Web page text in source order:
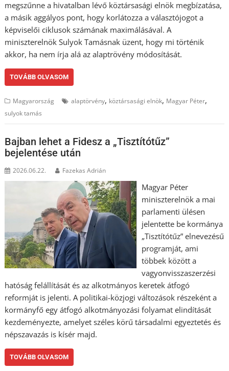
megszűnne a hivatalban lévő köztársasági elnök megbízatása,
a másik aggályos pont, hogy korlátozza a választójogot a
képviselői ciklusok számának maximálásával. A
miniszterelnök Sulyok Tamásnak üzent, hogy mi történik
akkor, ha nem írja alá az alaptrövény módosítását.
TOVÁBB OLVASOM
Magyarország alaptörvény, köztársasági elnök, Magyar Péter,
sulyok tamás
Bajban lehet a Fidesz a „Tisztítótűz”
bejelentése után
2026.06.22. Fazekas Adrián
Magyar Péter
miniszterelnök a mai
parlamenti ülésen
jelentette be kormánya
„Tisztítótűz” elnevezésű
programját, ami
többek között a
vagyonvisszaszerzési
hatóság felállítását és az alkotmányos keretek átfogó
reformját is jelenti. A politikai-közjogi változások részeként a
kormányfő egy átfogó alkotmányozási folyamat elindítását
kezdeményezte, amelyet széles körű társadalmi egyeztetés és
népszavazás is kísér majd.
TOVÁBB OLVASOM